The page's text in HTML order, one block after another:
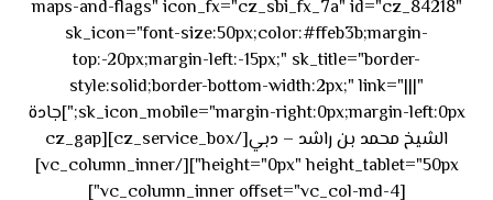
maps-and-flags" icon_fx="cz_sbi_fx_7a" id="cz_84218"
sk_icon="font-size:50px;color:#ffeb3b;margin-
top:-20px;margin-left:-15px;" sk_title="border-
style:solid;border-bottom-width:2px;" link="|||"
sk_icon_mobile="margin-right:0px;margin-left:0px;"]جادة
الشيخ محمد بن راشد – دبي[/cz_service_box][cz_gap
height="0px" height_tablet="50px"][/vc_column_inner]
[vc_column_inner offset="vc_col-md-4"]